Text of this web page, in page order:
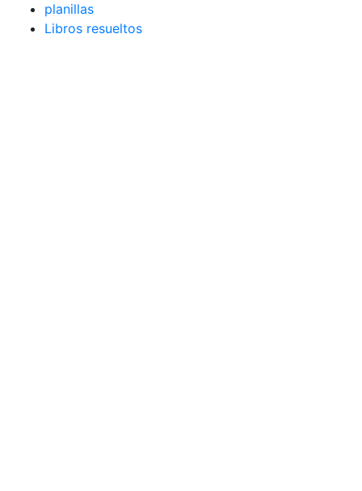
planillas
Libros resueltos